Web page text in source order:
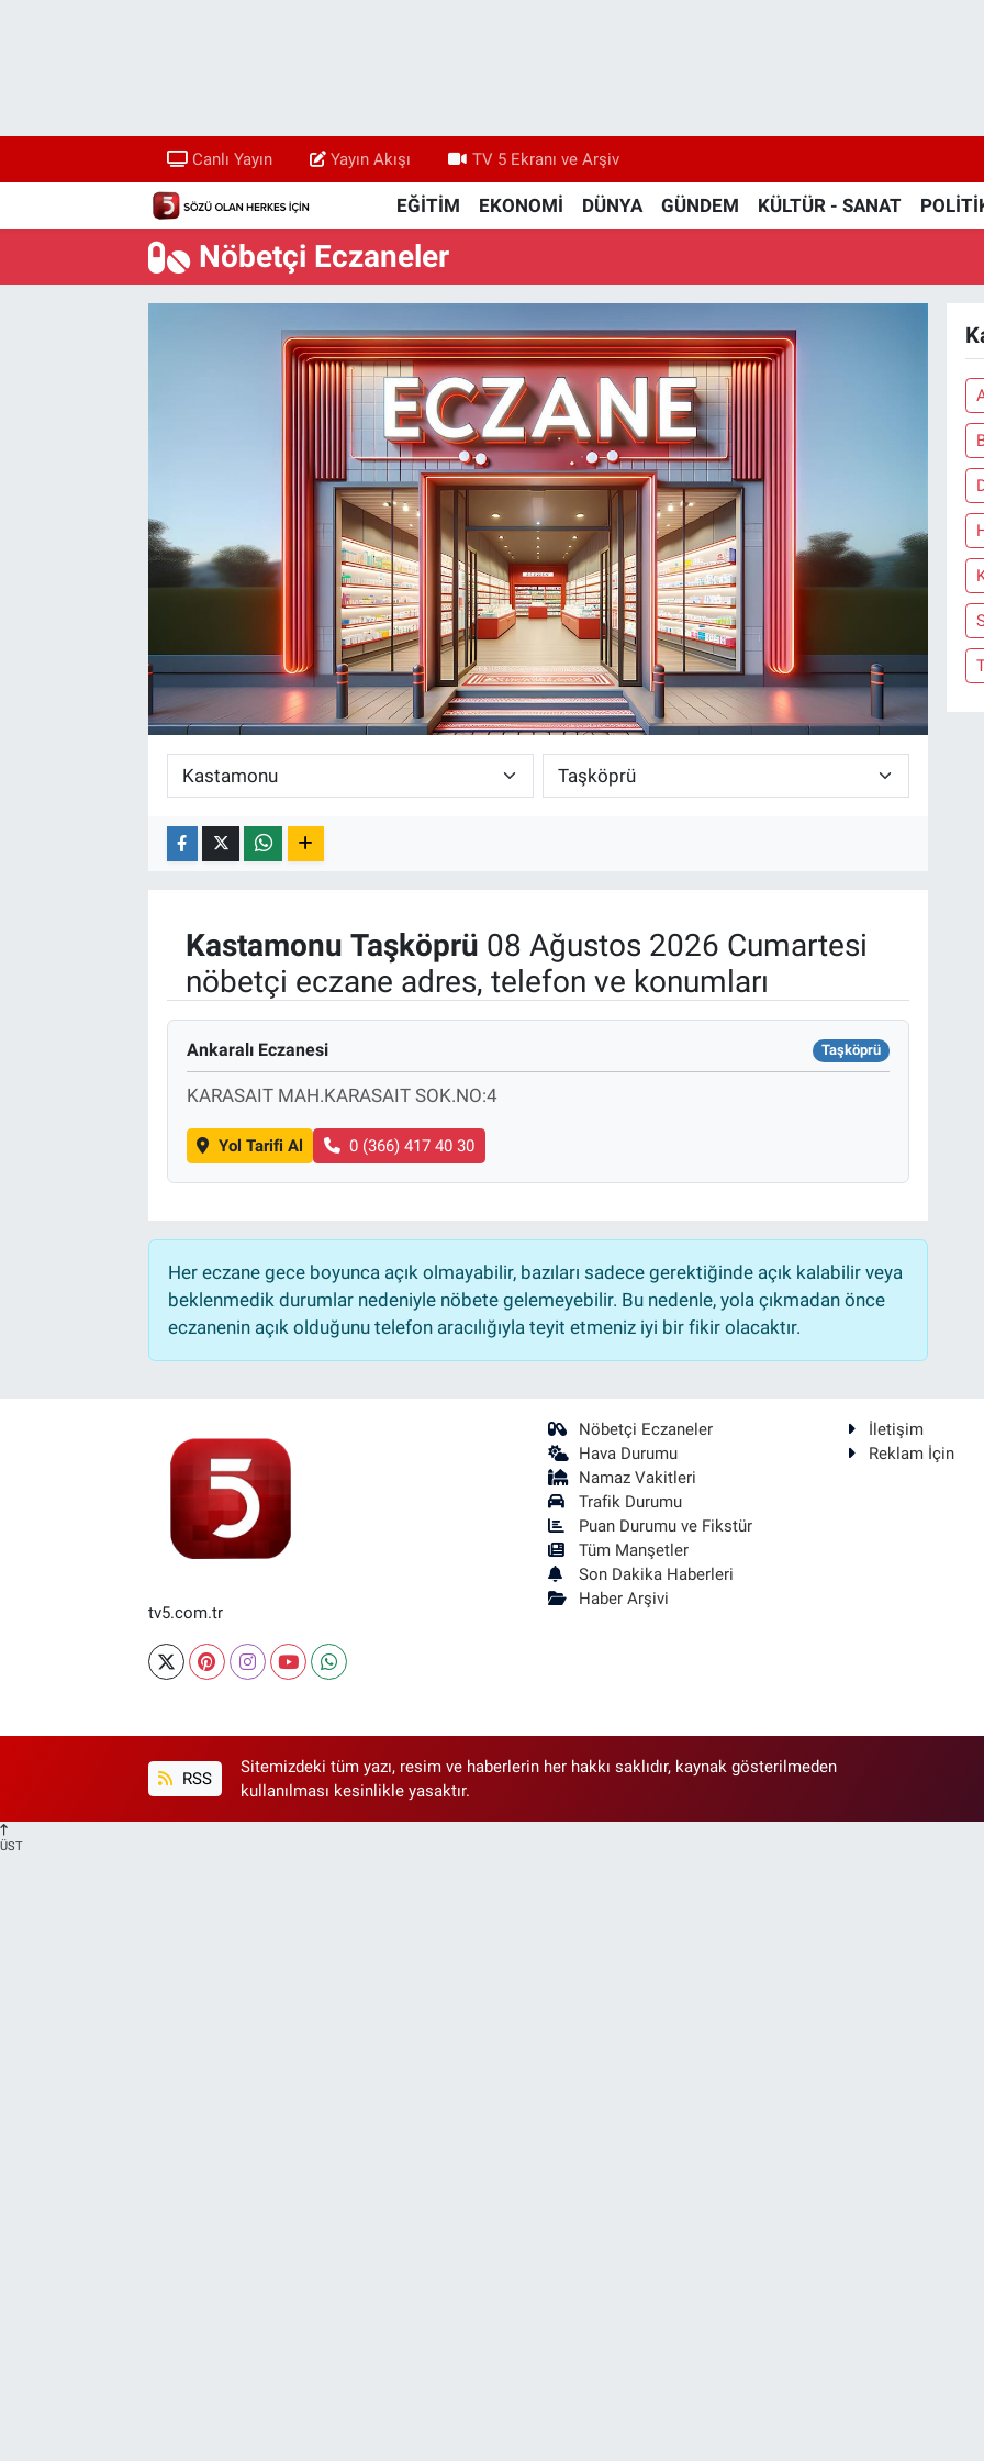
Canlı Yayın Yayın Akışı TV 5 Ekranı ve Arşiv
EĞİTİM EKONOMİ DÜNYA GÜNDEM KÜLTÜR - SANAT
Nöbetçi Eczaneler
Kastamonu Taşköprü 08 Ağustos 2026 Cumartesi
nöbetçi eczane adres, telefon ve konumları
Ankaralı Eczanesi Taşköprü
KARASAIT MAH.KARASAIT SOK.NO:4
Yol Tarifi Al 0 (366) 417 40 30
Her eczane gece boyunca açık olmayabilir, bazıları sadece gerektiğinde açık kalabilir veya
beklenmedik durumlar nedeniyle nöbete gelemeyebilir. Bu nedenle, yola çıkmadan önce
eczanenin açık olduğunu telefon aracılığıyla teyit etmeniz iyi bir fikir olacaktır.
tv5.com.tr
Nöbetçi Eczaneler
Hava Durumu
Namaz Vakitleri
Trafik Durumu
Puan Durumu ve Fikstür
Tüm Manşetler
Son Dakika Haberleri
Haber Arşivi
İletişim
Reklam İçin
RSS
Sitemizdeki tüm yazı, resim ve haberlerin her hakkı saklıdır, kaynak gösterilmeden
kullanılması kesinlikle yasaktır.
ÜST
Yayın Akışı
TV 5 Ekranı ve Arşiv